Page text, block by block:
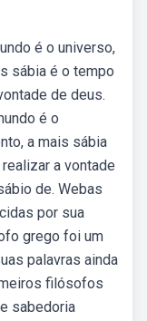
é o universo,
sábia é o tempo
de deus.
é o
a mais sábia
a vontade
de. Webas
por sua
grego foi um
palavras ainda
filósofos
sabedoria